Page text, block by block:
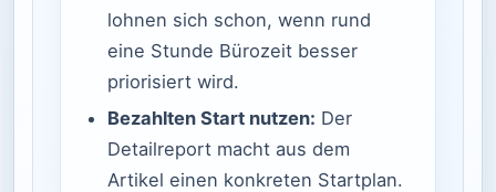
lohnen sich schon, wenn rund
eine Stunde Bürozeit besser
priorisiert wird.
Bezahlten Start nutzen: Der
Detailreport macht aus dem
Artikel einen konkreten Startplan.